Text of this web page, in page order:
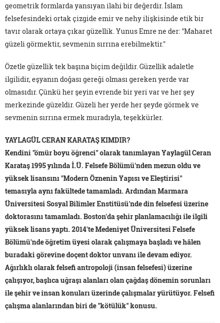
geometrik formlarda yansıyan ilahi bir değerdir. İslam
felsefesindeki ortak çizgide emir ve nehy ilişkisinde etik bir
tavır olarak ortaya çıkar güzellik. Yunus Emre ne der: "Maharet
güzeli görmektir, sevmenin sırrına erebilmektir."
Özetle güzellik tek başına biçim değildir. Güzellik adaletle
ilgilidir, eşyanın doğası gereği olması gereken yerde var
olmasıdır. Çünkü her şeyin evrende bir yeri var ve her şey
merkezinde güzeldir. Güzeli her yerde her şeyde görmek ve
sevmenin sırrına ermek muradıyla, teşekkürler.
YAYLAGÜL CERAN KARATAŞ KIMDIR?
Kendini "ömür boyu öğrenci" olarak tanımlayan Yaylagül Ceran
Karataş 1995 yılında İ.Ü. Felsefe Bölümü'nden mezun oldu ve
yüksek lisansını "Modern Öznenin Yapısı ve Eleştirisi"
temasıyla aynı fakültede tamamladı. Ardından Marmara
Üniversitesi Sosyal Bilimler Enstitüsü'nde din felsefesi üzerine
doktorasını tamamladı. Boston'da şehir planlamacılığı ile ilgili
yüksek lisans yaptı. 2014'te Medeniyet Üniversitesi Felsefe
Bölümü'nde öğretim üyesi olarak çalışmaya başladı ve hâlen
buradaki görevine doçent doktor unvanı ile devam ediyor.
Ağırlıklı olarak felsefi antropoloji (insan felsefesi) üzerine
çalışıyor, başlıca uğraşı alanları olan çağdaş dönemin sorunları
ile şehir ve insan konuları üzerinde çalışmalar yürütüyor. Felsefi
çalışma alanlarından biri de "kötülük" konusu.